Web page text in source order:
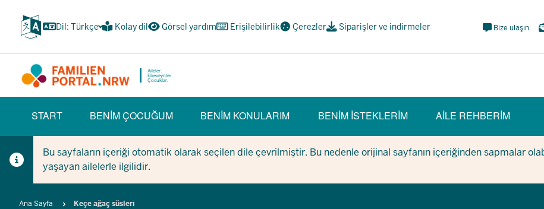
içeriğe
Dil: Türkçe Kolay dil Görsel yardım Erişilebilirlik Çerezler Siparişler ve indirmeler
Meta
Social
Bize ulaşın
Aileler.
Ebeveynler.
Çocuklar.
(BÜRGERBEREICH)
START BENIM ÇOCUĞUM BENIM KONULARIM BENIM ISTEKLERIM AILE REHBERIM
Bu sayfaların içeriği otomatik olarak seçilen dile çevrilmiştir. Bu nedenle orijinal sayfanın içeriğinden sapmalar
yaşayan ailelerle ilgilidir.
Breadcrumb
Ana Sayfa Keçe ağaç süsleri